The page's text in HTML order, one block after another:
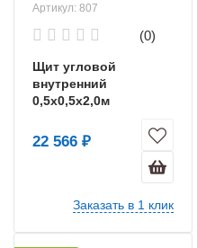
Артикул: 807
(0)
Щит угловой
внутренний
0,5х0,5х2,0м
22 566 ₽
Заказать в 1 клик